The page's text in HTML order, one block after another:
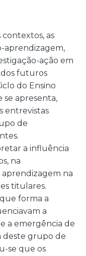
as
aprendizagem,
ação em
futuros
do Ensino
se apresenta,
entrevistas
de
a influência
na
na
titulares.
forma a
a
a emergência de
deste grupo de
se que os